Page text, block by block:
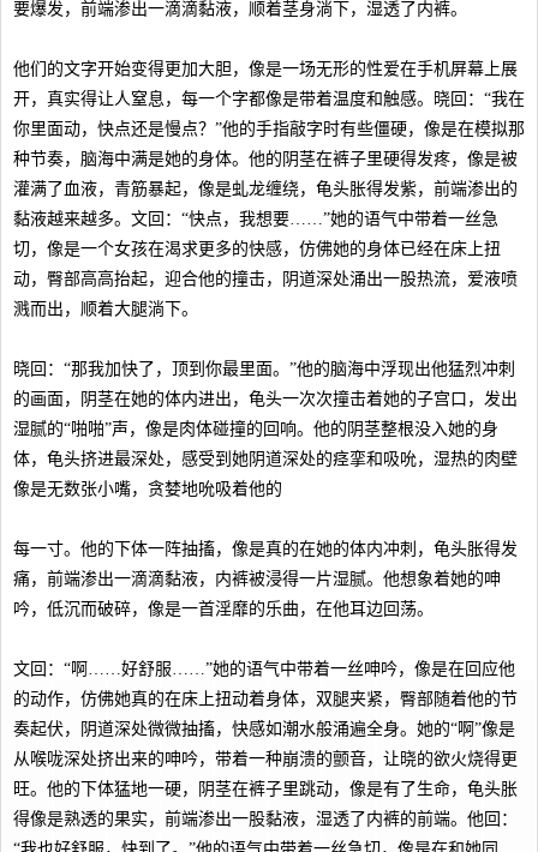
要爆发，前端渗出一滴滴黏液，顺着茎身淌下，湿透了内裤。
他们的文字开始变得更加大胆，像是一场无形的性爱在手机屏幕上展
开，真实得让人窒息，每一个字都像是带着温度和触感。晓回：“我在
你里面动，快点还是慢点？”他的手指敲字时有些僵硬，像是在模拟那
种节奏，脑海中满是她的身体。他的阴茎在裤子里硬得发疼，像是被
灌满了血液，青筋暴起，像是虬龙缠绕，龟头胀得发紫，前端渗出的
黏液越来越多。文回：“快点，我想要……”她的语气中带着一丝急
切，像是一个女孩在渴求更多的快感，仿佛她的身体已经在床上扭
动，臀部高高抬起，迎合他的撞击，阴道深处涌出一股热流，爱液喷
溅而出，顺着大腿淌下。
晓回：“那我加快了，顶到你最里面。”他的脑海中浮现出他猛烈冲刺
的画面，阴茎在她的体内进出，龟头一次次撞击着她的子宫口，发出
湿腻的“啪啪”声，像是肉体碰撞的回响。他的阴茎整根没入她的身
体，龟头挤进最深处，感受到她阴道深处的痉挛和吸吮，湿热的肉壁
像是无数张小嘴，贪婪地吮吸着他的
每一寸。他的下体一阵抽搐，像是真的在她的体内冲刺，龟头胀得发
痛，前端渗出一滴滴黏液，内裤被浸得一片湿腻。他想象着她的呻
吟，低沉而破碎，像是一首淫靡的乐曲，在他耳边回荡。
文回：“啊……好舒服……”她的语气中带着一丝呻吟，像是在回应他
的动作，仿佛她真的在床上扭动着身体，双腿夹紧，臀部随着他的节
奏起伏，阴道深处微微抽搐，快感如潮水般涌遍全身。她的“啊”像是
从喉咙深处挤出来的呻吟，带着一种崩溃的颤音，让晓的欲火烧得更
旺。他的下体猛地一硬，阴茎在裤子里跳动，像是有了生命，龟头胀
得像是熟透的果实，前端渗出一股黏液，湿透了内裤的前端。他回：